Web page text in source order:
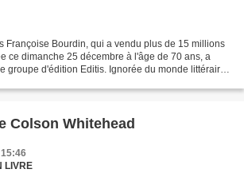
Françoise Bourdin, qui a vendu plus de 15 millions
ce dimanche 25 décembre à l'âge de 70 ans, a
groupe d'édition Editis. Ignorée du monde littéraire
Colson Whitehead
LIVRE